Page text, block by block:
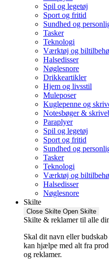
Spil og legetøj
Sport og fritid
Sundhed og
Tasker
Teknologi
Værktøj og
Halsedisser
Nøglesnore
Drikkeartikler
Hjem og livsstil
Muleposer
Kuglepenne og
Notesbøger &
Paraplyer
Spil og legetøj
Sport og fritid
Sundhed og
Tasker
Teknologi
Værktøj og
Halsedisser
Nøglesnore
Skilte
Close Skilte Open Skilte
Skilte & reklamer til alle
Skal dit navn eller
kan hjælpe med alt fra
og reklamer.